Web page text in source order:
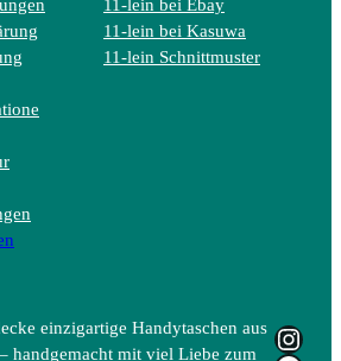
11-lein bei Ebay
11-lein bei Kasuwa
11-lein Schnittmuster
einzigartige Handytaschen aus
handgemacht mit viel Liebe zum